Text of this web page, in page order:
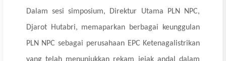
Dalam sesi simposium, Direktur Utama PLN NPC,
Djarot Hutabri, memaparkan berbagai keunggulan
PLN NPC sebagai perusahaan EPC Ketenagalistrikan
yang telah menunjukkan rekam jejak andal dalam